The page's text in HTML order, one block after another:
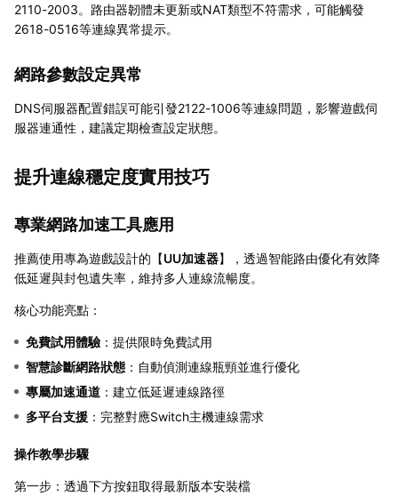
2110-2003。路由器韌體未更新或NAT類型不符需求，可能觸發
2618-0516等連線異常提示。
網路參數設定異常
DNS伺服器配置錯誤可能引發2122-1006等連線問題，影響遊戲伺
服器連通性，建議定期檢查設定狀態。
提升連線穩定度實用技巧
專業網路加速工具應用
推薦使用專為遊戲設計的【UU加速器】，透過智能路由優化有效降
低延遲與封包遺失率，維持多人連線流暢度。
核心功能亮點：
免費試用體驗 ：提供限時免費試用
智慧診斷網路狀態 ：自動偵測連線瓶頸並進行優化
專屬加速通道 ：建立低延遲連線路徑
多平台支援 ：完整對應Switch主機連線需求
操作教學步驟
第一步：透過下方按鈕取得最新版本安裝檔